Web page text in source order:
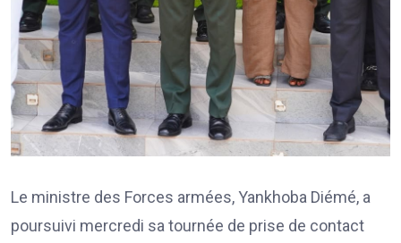
Le ministre des Forces armées, Yankhoba Diémé, a
poursuivi mercredi sa tournée de prise de contact